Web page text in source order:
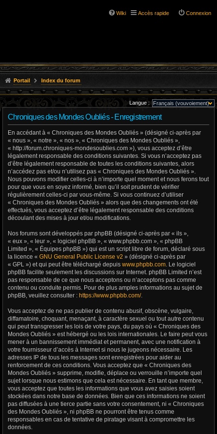
Wiki Accès rapide Connexion
Portail Index du forum
Langue :
Chroniques des Mondes Oubliés - Enregistrement
En accédant à « Chroniques des Mondes Oubliés » (désigné ci-après par
« nous », « notre », « nos », « Chroniques des Mondes Oubliés »,
« http://forum.chroniques-mondesoublies.com »), vous acceptez d’être
légalement responsable des conditions suivantes. Si vous n’acceptez pas
d’être légalement responsable de toutes les conditions suivantes, alors
n’accédez pas et/ou n’utilisez pas « Chroniques des Mondes Oubliés ».
Nous pouvons modifier celles-ci à n’importe quel moment et nous ferons tout
pour que vous en soyez informé, bien qu’il soit prudent de vérifier
régulièrement celles-ci par vous-même. Si vous continuez d’utiliser
« Chroniques des Mondes Oubliés » alors que des changements ont été
effectués, vous acceptez d’être légalement responsable des conditions
découlant des mises à jour et/ou modifications.
Nos forums sont développés par phpBB (désigné ci-après par « ils »,
« eux », « leur », « logiciel phpBB », « www.phpbb.com », « phpBB
Limited », « Équipes phpBB ») qui est un script libre de forum, déclaré sous
la licence « GNU General Public License v2 » (désigné ci-après par
« GPL ») et qui peut être téléchargé depuis www.phpbb.com. Le logiciel
phpBB facilite seulement les discussions sur Internet. phpBB Limited n’est
pas responsable de ce que nous acceptons ou n’acceptons pas comme
contenu ou conduite permis. Pour de plus amples informations au sujet de
phpBB, veuillez consulter : https://www.phpbb.com/.
Vous acceptez de ne pas publier de contenu abusif, obscène, vulgaire,
diffamatoire, choquant, menaçant, à caractère sexuel ou tout autre contenu
qui peut transgresser les lois de votre pays, du pays où « Chroniques des
Mondes Oubliés » est hébergé ou les lois internationales. Le faire peut vous
mener à un bannissement immédiat et permanent, avec une notification à
votre fournisseur d’accès à Internet si nous le jugeons nécessaire. Les
adresses IP de tous les messages sont enregistrées pour aider au
renforcement de ces conditions. Vous acceptez que « Chroniques des
Mondes Oubliés » supprime, modifie, déplace ou verrouille n’importe quel
sujet lorsque nous estimons que cela est nécessaire. En tant que membre,
vous acceptez que toutes les informations que vous avez saisies soient
stockées dans notre base de données. Bien que ces informations ne soient
pas diffusées à une tierce partie sans votre consentement, ni « Chroniques
des Mondes Oubliés », ni phpBB ne pourront être tenus comme
responsables en cas de tentative de piratage visant à compromettre les
données.